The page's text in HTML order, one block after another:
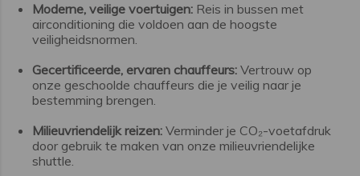
Moderne, veilige voertuigen: Reis in bussen met
airconditioning die voldoen aan de hoogste
veiligheidsnormen.
Gecertificeerde, ervaren chauffeurs: Vertrouw op
onze geschoolde chauffeurs die je veilig naar je
bestemming brengen.
Milieuvriendelijk reizen: Verminder je CO₂-voetafdruk
door gebruik te maken van onze milieuvriendelijke
shuttle.